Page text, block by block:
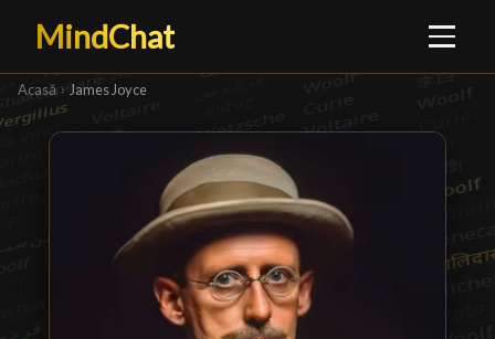
MindChat
Acasă › James Joyce